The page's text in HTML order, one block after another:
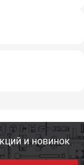
и новинок